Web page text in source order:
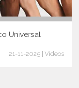
Universal
21-11-2025 | Videos